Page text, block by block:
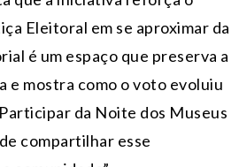
Eleitoral em se aproximar da
é um espaço que preserva a
e mostra como o voto evoluiu
da Noite dos Museus
compartilhar esse